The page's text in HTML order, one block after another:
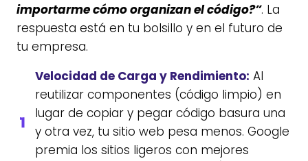
importarme cómo organizan el código?”. La
respuesta está en tu bolsillo y en el futuro de
tu empresa.
Velocidad de Carga y Rendimiento: Al
reutilizar componentes (código limpio) en
lugar de copiar y pegar código basura una
y otra vez, tu sitio web pesa menos. Google
premia los sitios ligeros con mejores